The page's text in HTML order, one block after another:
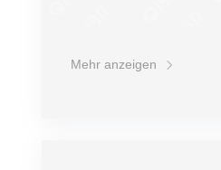
Mehr anzeigen